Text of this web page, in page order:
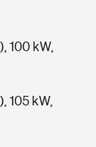
100 kW,
105 kW,